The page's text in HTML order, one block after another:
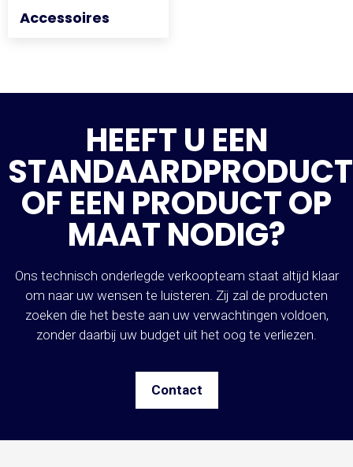
Accessoires
Accessoires
HEEFT U EEN
STANDAARDPRODUCT
OF EEN PRODUCT OP
MAAT NODIG?
Ons technisch onderlegde verkoopteam staat altijd klaar
om naar uw wensen te luisteren. Zij zal de producten
zoeken die het beste aan uw verwachtingen voldoen,
zonder daarbij uw budget uit het oog te verliezen.
Contact